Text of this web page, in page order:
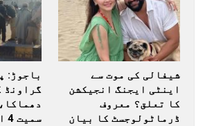
شیفالی کی موت سے
اینٹی ایجنگ انجیکشن
کا تعلق؟ معروف
ڈرماٹولوجسٹ کا بیان
باجوڑ:
گراونڈ